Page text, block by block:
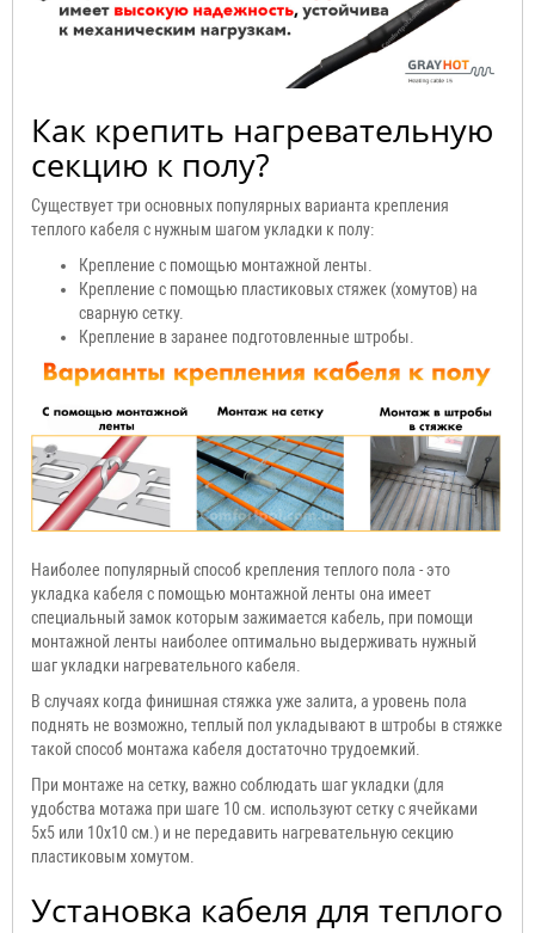
Как крепить нагревательную
секцию к полу?
Существует три основных популярных варианта крепления
теплого кабеля с нужным шагом укладки к полу:
Крепление с помощью монтажной ленты.
Крепление с помощью пластиковых стяжек (хомутов) на
сварную сетку.
Крепление в заранее подготовленные штробы.
Наиболее популярный способ крепления теплого пола - это
укладка кабеля с помощью монтажной ленты она имеет
специальный замок которым зажимается кабель, при помощи
монтажной ленты наиболее оптимально выдерживать нужный
шаг укладки нагревательного кабеля.
В случаях когда финишная стяжка уже залита, а уровень пола
поднять не возможно, теплый пол укладывают в штробы в стяжке
такой способ монтажа кабеля достаточно трудоемкий.
При монтаже на сетку, важно соблюдать шаг укладки (для
удобства мотажа при шаге 10 см. используют сетку с ячейками
5x5 или 10x10 см.) и не передавить нагревательную секцию
пластиковым хомутом.
Установка кабеля для теплого